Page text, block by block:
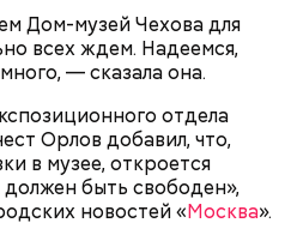
Дом-музей Чехова для
всех ждем. Надеемся,
— сказала она.
отдела
Орлов добавил, что,
в музее, откроется
быть свободен»,
новостей «Москва».